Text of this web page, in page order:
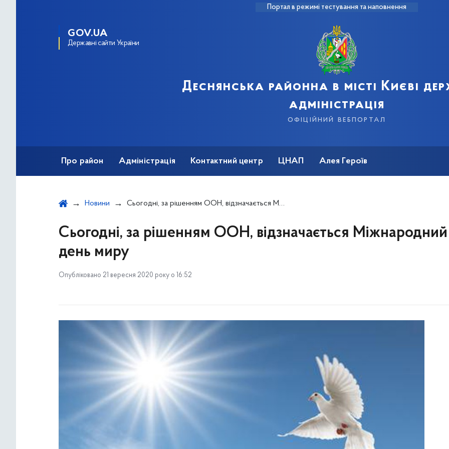
Портал в режимі тестування та наповнення
GOV.UA
Державні сайти України
Деснянська районна в місті Києві
адміністрація
офіційний вебпортал
Про район Адміністрація Контактний центр ЦНАП Алея Героїв
Новини Сьогодні, за рішенням ООН, відзначається Міжнародний день миру
Сьогодні, за рішенням ООН, відзначається Міжнародний
день миру
Опубліковано 21 вересня 2020 року о 16:52